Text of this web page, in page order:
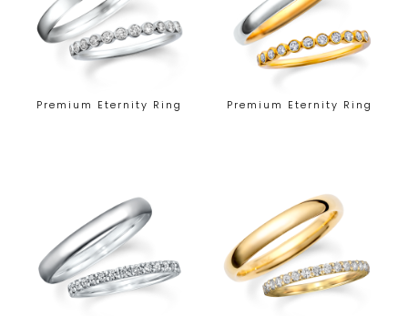
Premium Eternity Ring Premium Eternity Ring